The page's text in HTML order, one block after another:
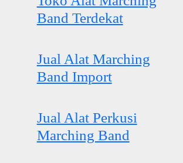
Band Terdekat
Jual Alat Marching
Band Import
Jual Alat Perkusi
Marching Band